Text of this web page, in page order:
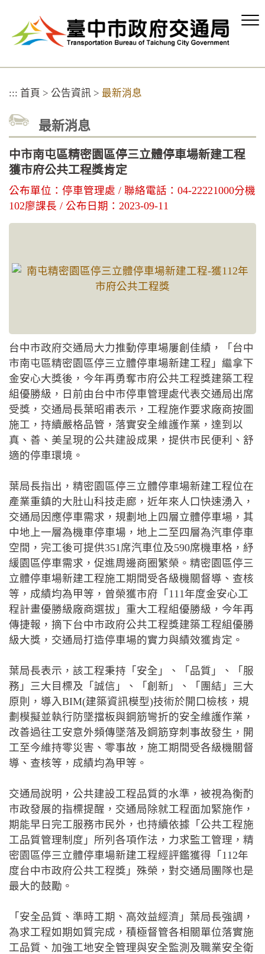
容
::: 首頁 > 公告資訊 > 最新消息
最新消息
中市南屯區精密園區停三立體停車場新建工程
獲市府公共工程獎肯定
公布單位：停車管理處 / 聯絡電話：04-22221000分機
102廖課長 / 公布日期：2023-09-11
台中市政府交通局大力推動停車場屢創佳績，「台中
市南屯區精密園區停三立體停車場新建工程」繼拿下
金安心大獎後，今年再勇奪市府公共工程獎建築工程
組優勝級，日前由台中市停車管理處代表交通局出席
受獎，交通局長葉昭甫表示，工程施作要求廠商按圖
施工，持續嚴格品管，落實安全維護作業，達到以
真、善、美呈現的公共建設成果，提供市民便利、舒
適的停車環境。
葉局長指出，精密園區停三立體停車場新建工程位在
產業重鎮的大肚山科技走廊，近年來人口快速湧入，
交通局因應停車需求，規劃地上四層立體停車場，其
中地上一層為機車停車場，地上二至四層為汽車停車
空間，完工後可提供351席汽車位及590席機車格，紓
緩園區停車需求，促進周邊商圈繁榮。精密園區停三
立體停車場新建工程施工期間受各級機關督導、查核
等，成績均為甲等，曾榮獲市府「111年度金安心工
程計畫優勝級廠商選拔」重大工程組優勝級，今年再
傳捷報，摘下台中市政府公共工程獎建築工程組優勝
級大獎，交通局打造停車場的實力與績效獲肯定。
葉局長表示，該工程秉持「安全」、「品質」、「服
務」三大目標及「誠信」、「創新」、「團結」三大
原則，導入BIM(建築資訊模型)技術於開口檢核，規
劃模擬並執行防墜擋板與鋼筋彎折的安全維護作業，
改善過往工安意外頻傳墜落及鋼筋穿刺事故發生，開
工至今維持零災害、零事故，施工期間受各級機關督
導、查核等，成績均為甲等。
交通局說明，公共建設工程品質的水準，被視為衡酌
市政發展的指標提醒，交通局除就工程面加緊施作，
期能早日完工服務市民外，也持續依據「公共工程施
工品質管理制度」所列各項作法，力求監工管理，精
密園區停三立體停車場新建工程經評鑑獲得「112年
度台中市政府公共工程獎」殊榮，對交通局團隊也是
最大的鼓勵。
「安全品質、準時工期、高效益經濟」葉局長強調，
為求工程如期如質完成，積極督管各相關單位落實施
工品質、加強工地安全管理與安全監測及職業安全衛